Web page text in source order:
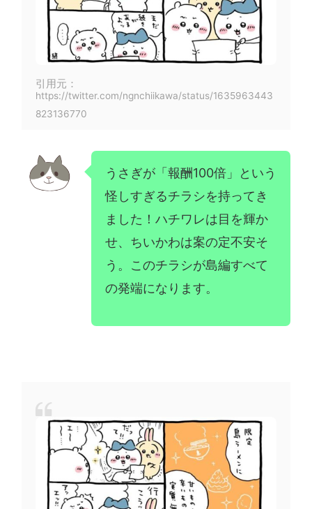
引用元：
https://twitter.com/ngnchiikawa/status/1635963443
823136770
うさぎが「報酬100倍」という
怪しすぎるチラシを持ってき
ました！ハチワレは目を輝か
せ、ちいかわは案の定不安そ
う。このチラシが島編すべて
の発端になります。